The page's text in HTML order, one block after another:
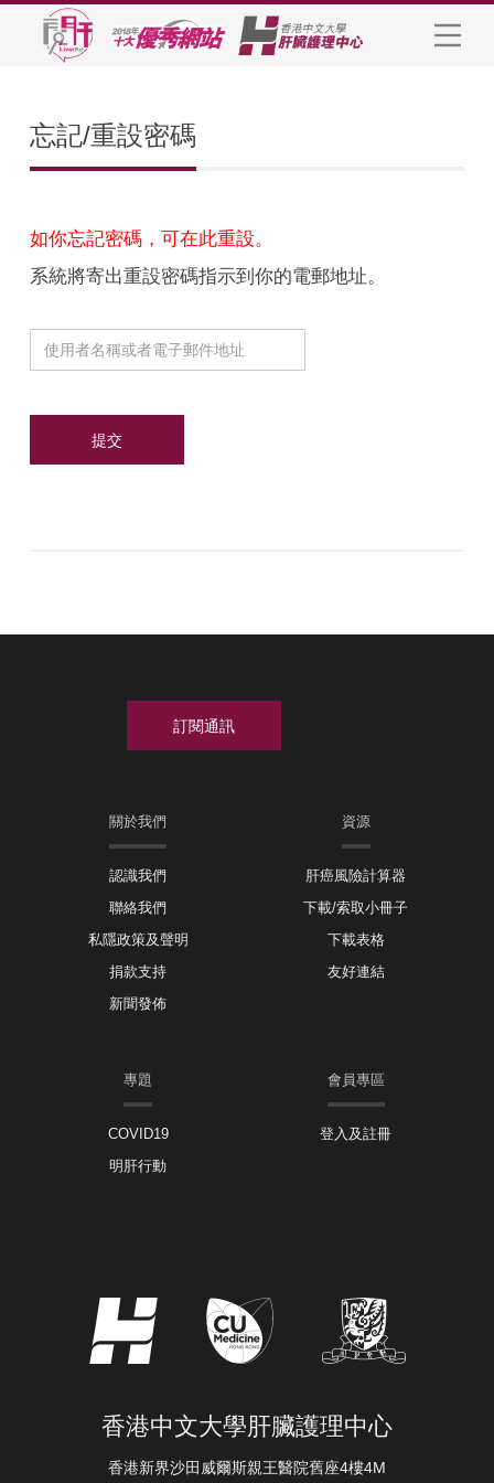
忘記/重設密碼
如你忘記密碼，可在此重設。
系統將寄出重設密碼指示到你的電郵地址。
提交
關於我們
認識我們
聯絡我們
私隱政策及聲明
捐款支持
新聞發佈
資源
肝癌風險計算器
下載/索取小冊子
下載表格
友好連結
專題
COVID19
明肝行動
會員專區
登入及註冊
香港中文大學肝臟護理中心
香港新界沙田威爾斯親王醫院舊座4樓4M